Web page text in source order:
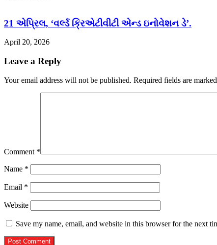
21 એપ્રિલ, ‘વર્લ્ડ ક્રિએટીવીટી એન્ડ ઇનોવેશન ડે’.
April 20, 2026
Leave a Reply
Your email address will not be published. Required fields are marked
Comment *
Name *
Email *
Website
Save my name, email, and website in this browser for the next